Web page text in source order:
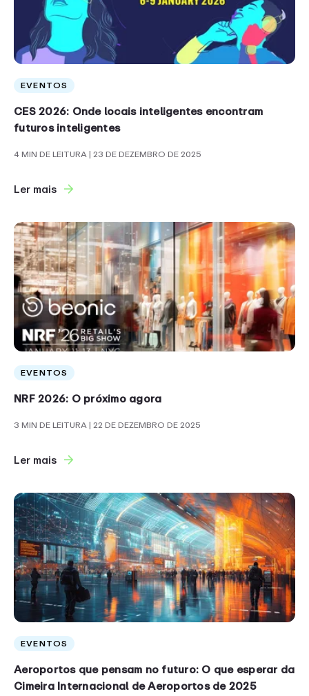
EVENTOS
CES 2026: Onde locais inteligentes encontram
futuros inteligentes
4 MIN DE LEITURA| 23 DE DEZEMBRO DE 2025
Ler mais
EVENTOS
NRF 2026: O próximo agora
3 MIN DE LEITURA| 22 DE DEZEMBRO DE 2025
Ler mais
EVENTOS
Aeroportos que pensam no futuro: O que esperar da
Cimeira Internacional de Aeroportos de 2025